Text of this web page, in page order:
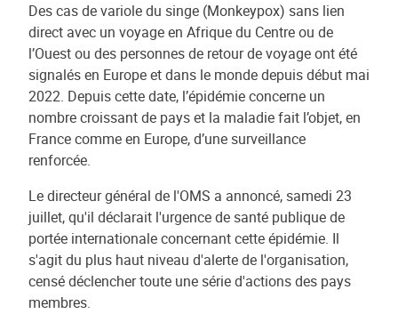
Des cas de variole du singe (Monkeypox) sans lien
direct avec un voyage en Afrique du Centre ou de
l’Ouest ou des personnes de retour de voyage ont été
signalés en Europe et dans le monde depuis début mai
2022. Depuis cette date, l’épidémie concerne un
nombre croissant de pays et la maladie fait l’objet, en
France comme en Europe, d’une surveillance
renforcée.
Le directeur général de l'OMS a annoncé, samedi 23
juillet, qu'il déclarait l'urgence de santé publique de
portée internationale concernant cette épidémie. Il
s'agit du plus haut niveau d'alerte de l'organisation,
censé déclencher toute une série d'actions des pays
membres.